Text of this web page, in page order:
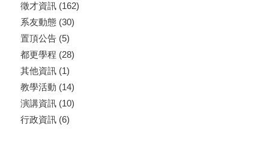
徵才資訊(162)
系友動態(30)
置頂公告(5)
都更學程 (28)
其他資訊(1)
教學活動 (14)
演講資訊(10)
行政資訊(6)